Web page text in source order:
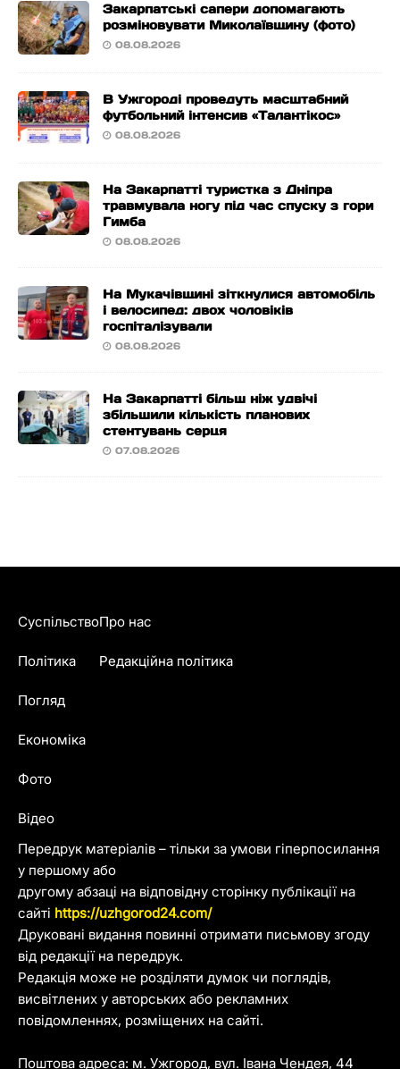
Закарпатські сапери допомагають
розміновувати Миколаївщину (фото)
08.08.2026
В Ужгороді проведуть масштабний
футбольний інтенсив «Талантікос»
08.08.2026
На Закарпатті туристка з Дніпра
травмувала ногу під час спуску з гори
Гимба
08.08.2026
На Мукачівщині зіткнулися автомобіль
і велосипед: двох чоловіків
госпіталізували
08.08.2026
На Закарпатті більш ніж удвічі
збільшили кількість планових
стентувань серця
07.08.2026
Передрук матеріалів – тільки за умови гіперпосилання
у першому або
другому абзаці на відповідну сторінку публікації на
сайті https://uzhgorod24.com/
Друковані видання повинні отримати письмову згоду
від редакції на передрук.
Редакція може не розділяти думок чи поглядів,
висвітлених у авторських або рекламних
повідомленнях, розміщених на сайті.
Поштова адреса: м. Ужгород, вул. Івана Чендея, 44
Суспільство
Політика
Погляд
Економіка
Фото
Відео
Про нас
Редакційна політика